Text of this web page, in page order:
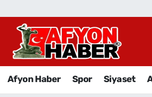
Afyon Haber Spor Siyaset
Afyon Haber